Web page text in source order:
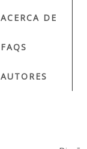
ACERCA DE
FAQS
AUTORES